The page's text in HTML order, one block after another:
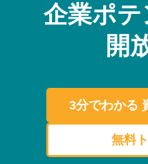
セキュリティ
よくある質問
資料ダウンロード
企業ポ
開
3分でわかる
無料